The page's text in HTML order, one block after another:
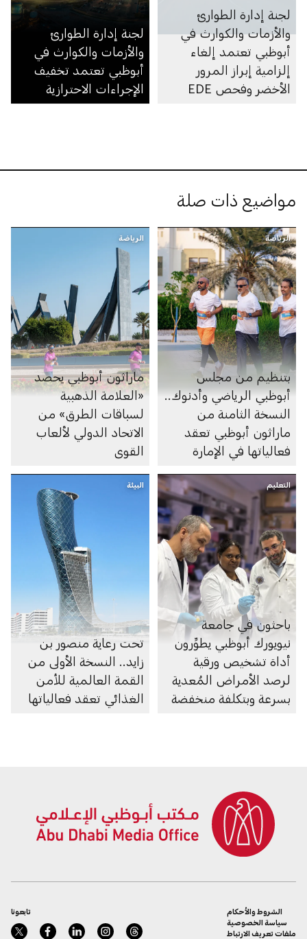
لجنة إدارة الطوارئ
والأزمات والكوارث في
أبوظبي تعتمد إلغاء
إلزامية إبراز المرور
الأخضر وفحص EDE
لجنة إدارة الطوارئ
والأزمات والكوارث في
أبوظبي تعتمد تخفيف
الإجراءات الاحترازية
مواضيع ذات صلة
الرياضة
بتنظيم من مجلس
أبوظبي الرياضي وأدنوك..
النسخة الثامنة من
ماراثون أبوظبي تعقد
فعالياتها في الإمارة
الرياضة
ماراثون أبوظبي يحصد
«العلامة الذهبية
لسباقات الطرق» من
الاتحاد الدولي لألعاب
القوى
التعليم
باحثون في جامعة
نيويورك أبوظبي يطوِّرون
أداة تشخيص ورقية
لرصد الأمراض المُعدية
بسرعة وبتكلفة منخفضة
البيئة
تحت رعاية منصور بن
زايد.. النسخة الأولى من
القمة العالمية للأمن
الغذائي تعقد فعالياتها
تابعونا
الشروط والأحكام
سياسة الخصوصية
ملفات تعريف الارتباط